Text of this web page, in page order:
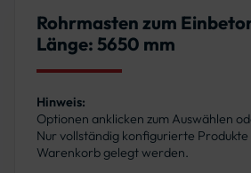
Rohrmasten zum
Länge: 5650 mm
Hinweis:
Optionen anklicken zum Auswählen
Nur vollständig konfigurierte Produkte
Warenkorb gelegt werden.